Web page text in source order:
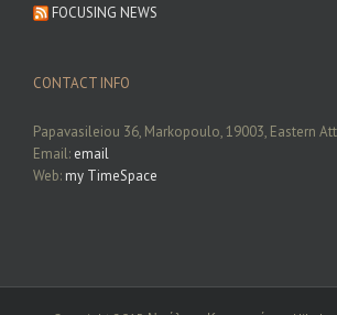
FOCUSING NEWS
CONTACT INFO
Papavasileiou 36, Markopoulo, 19003, Eastern
Email: email
Web: my TimeSpace